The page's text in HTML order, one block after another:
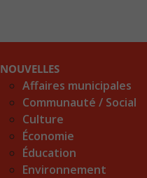
NOUVELLES
Affaires municipales
Communauté / Social
Culture
Économie
Éducation
Environnement